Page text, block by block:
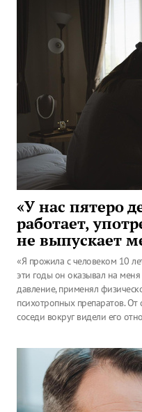
«У нас пятеро
работает,
не выпускает
«Я прожила с человеком 10
эти годы он оказывал на
давление, применял
психотропных препаратов. От
соседи вокруг видели его